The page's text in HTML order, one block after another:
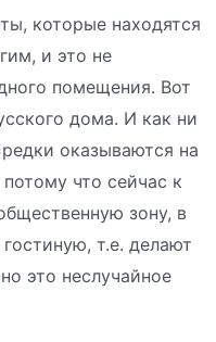
которые находятся
и это не
помещения. Вот
дома. И как ни
оказываются на
что сейчас к
зону, в
т.е. делают
это неслучайное